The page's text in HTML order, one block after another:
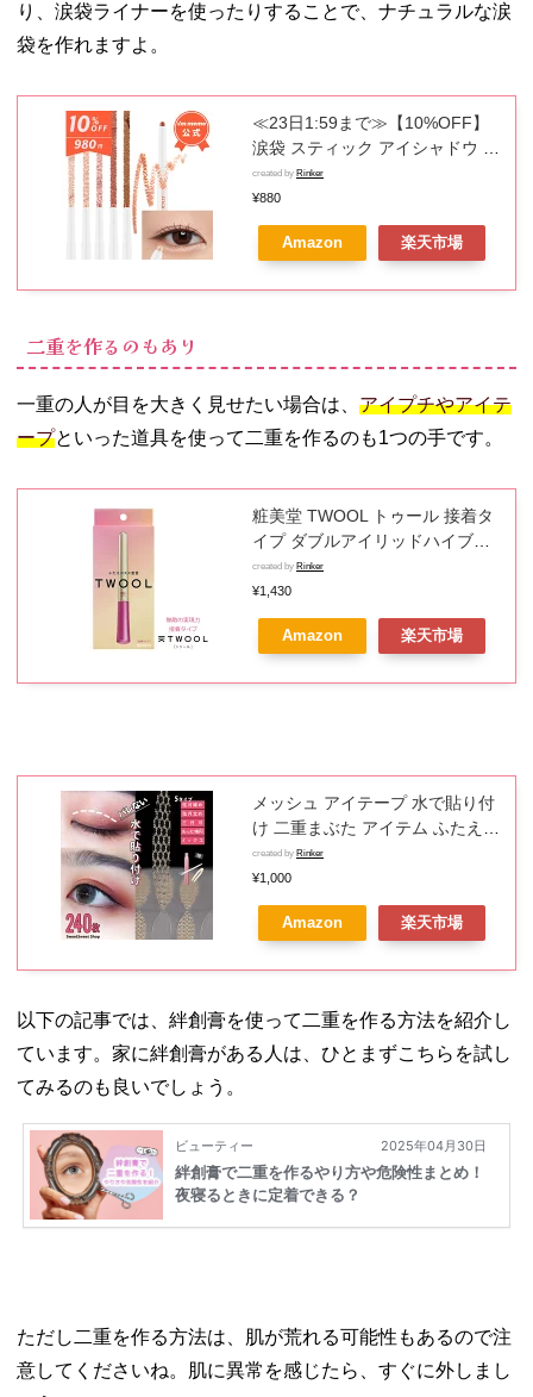
り、涙袋ライナーを使ったりすることで、ナチュラルな涙
袋を作れますよ。
≪23日1:59まで≫【10%OFF】
涙袋 スティック アイシャドウ パ
ール アイライン プチプラ カラー
ライナー 韓国コスメ アイムミミ
i’m meme アイムスティックシャ
ドウシマー
created by Rinker
¥880
Amazon 楽天市場
二重を作るのもあり
一重の人が目を大きく見せたい場合は、 アイプチやアイテ
ープといった道具を使って二重を作るのも1つの手です。
粧美堂 TWOOL トゥール 接着タ
イプ ダブルアイリッドハイブリ
ットフィルム 二重コスメ 二重 ふ
たえ アイプチ アイメイク ナチュ
ラルメイク 簡単 便利 プッシャー
付き
created by Rinker
¥1,430
Amazon 楽天市場
メッシュ アイテープ 水で貼り付
け 二重まぶた アイテム ふたえテ
ープ 癖付け アイプチ 240本 120
回 4ヵ月分 コスメ ピンセット プ
ッシャー スプレーボトル付
created by Rinker
¥1,000
Amazon 楽天市場
以下の記事では、絆創膏を使って二重を作る方法を紹介し
ています。家に絆創膏がある人は、ひとまずこちらを試し
てみるのも良いでしょう。
ただし二重を作る方法は、肌が荒れる可能性もあるので注
意してくださいね。肌に異常を感じたら、すぐに外しまし